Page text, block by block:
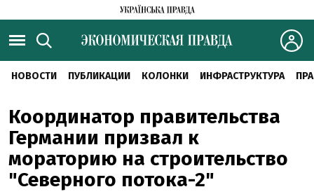
НОВОСТИ ПУБЛИКАЦИИ КОЛОНКИ ИНФРАСТРУКТУРА
Координатор правительства
Германии призвал к
мораторию на строительство
"Северного потока-2"